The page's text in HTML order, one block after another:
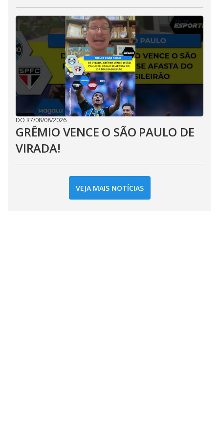
DO R7/08/08/2026
GRÊMIO VENCE O SÃO PAULO DE
VIRADA!
VEJA MAIS NOTÍCIAS